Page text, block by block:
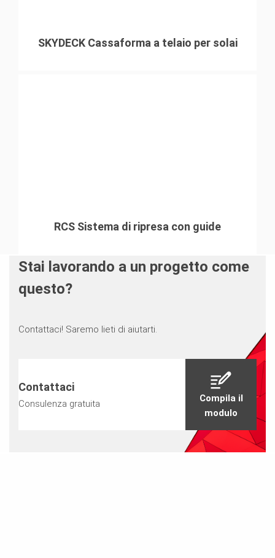
SKYDECK Cassaforma a telaio per solai
RCS Sistema di ripresa con guide
Stai lavorando a un progetto come
questo?
Contattaci! Saremo lieti di aiutarti.
Contattaci
Consulenza gratuita
Compila il
modulo